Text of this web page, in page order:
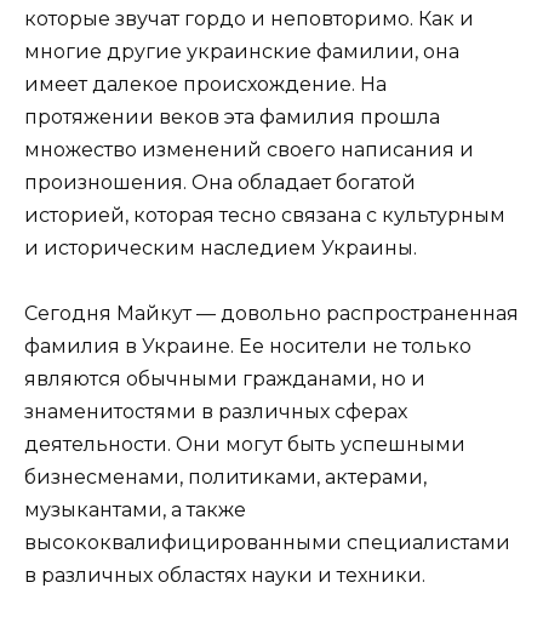
которые звучат гордо и неповторимо. Как и
многие другие украинские фамилии, она
имеет далекое происхождение. На
протяжении веков эта фамилия прошла
множество изменений своего написания и
произношения. Она обладает богатой
историей, которая тесно связана с культурным
и историческим наследием Украины.
Сегодня Майкут — довольно распространенная
фамилия в Украине. Ее носители не только
являются обычными гражданами, но и
знаменитостями в различных сферах
деятельности. Они могут быть успешными
бизнесменами, политиками, актерами,
музыкантами, а также
высококвалифицированными специалистами
в различных областях науки и техники.